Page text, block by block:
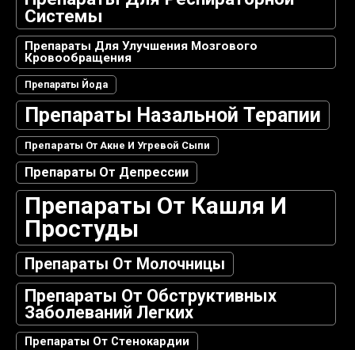
Системы
Препараты Для Улучшения Мозгового
Кровообращения
Препараты Йода
Препараты Назальной Терапии
Препараты От Акне И Угревой Сыпи
Препараты От Депрессии
Препараты От Кашля И
Простуды
Препараты От Молочницы
Препараты От Обструктивных
Заболеваний Легких
Препараты От Стенокардии